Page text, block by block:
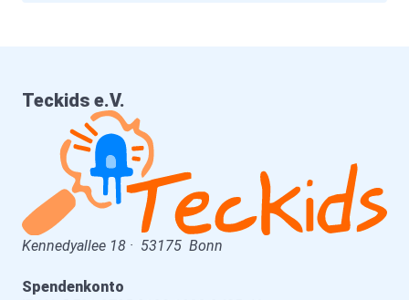
Teckids e.V.
Kennedyallee 18 · 53175 Bonn
Spendenkonto